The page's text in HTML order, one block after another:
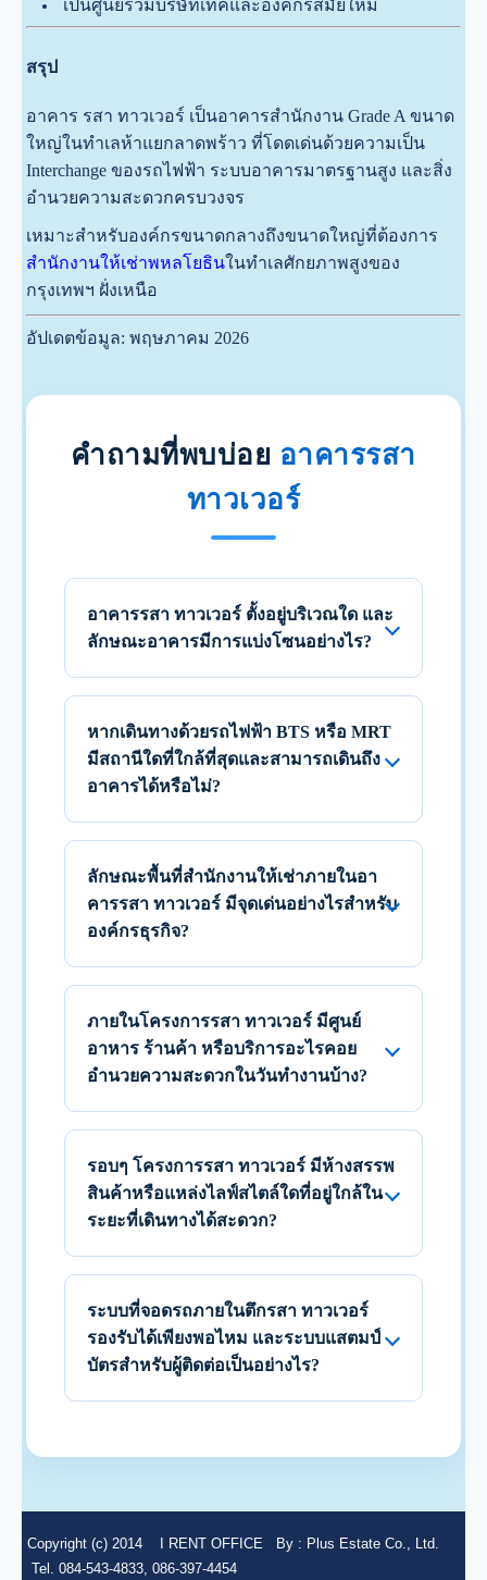
เป็นศูนย์รวมบริษัทเทคและองค์กรสมัยใหม่
สรุป
อาคาร รสา ทาวเวอร์ เป็นอาคารสำนักงาน Grade A ขนาด
ใหญ่ในทำเลห้าแยกลาดพร้าว ที่โดดเด่นด้วยความเป็น
Interchange ของรถไฟฟ้า ระบบอาคารมาตรฐานสูง และสิ่ง
อำนวยความสะดวกครบวงจร
เหมาะสำหรับองค์กรขนาดกลางถึงขนาดใหญ่ที่ต้องการ
สำนักงานให้เช่าพหลโยธินในทำเลศักยภาพสูงของ
กรุงเทพฯ ฝั่งเหนือ
อัปเดตข้อมูล: พฤษภาคม 2026
คำถามที่พบบ่อย อาคารรสา
ทาวเวอร์
อาคารรสา ทาวเวอร์ ตั้งอยู่บริเวณใด และ
ลักษณะอาคารมีการแบ่งโซนอย่างไร?
หากเดินทางด้วยรถไฟฟ้า BTS หรือ MRT
มีสถานีใดที่ใกล้ที่สุดและสามารถเดินถึง
อาคารได้หรือไม่?
ลักษณะพื้นที่สำนักงานให้เช่าภายในอา
คารรสา ทาวเวอร์ มีจุดเด่นอย่างไรสำหรับ
องค์กรธุรกิจ?
ภายในโครงการรสา ทาวเวอร์ มีศูนย์
อาหาร ร้านค้า หรือบริการอะไรคอย
อำนวยความสะดวกในวันทำงานบ้าง?
รอบๆ โครงการรสา ทาวเวอร์ มีห้างสรรพ
สินค้าหรือแหล่งไลฟ์สไตล์ใดที่อยู่ใกล้ใน
ระยะที่เดินทางได้สะดวก?
ระบบที่จอดรถภายในตึกรสา ทาวเวอร์
รองรับได้เพียงพอไหม และระบบแสตมป์
บัตรสำหรับผู้ติดต่อเป็นอย่างไร?
Copyright (c) 2014 I RENT OFFICE By : Plus Estate Co., Ltd.
Tel. 084-543-4833, 086-397-4454